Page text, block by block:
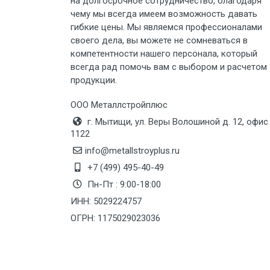
Груз до 6 м, вес до 8 тн
Груз до 6 м, вес до 10 тн
Манипулятор до 6 м, вес до 5 тн
Манипулятор до 6 м, вес до 8 тн
Манипулятор до 6 м, вес до 10 тн
чему мы всегда имеем возможность давать
гибкие цены. Мы являемся профессионалами
своего дела, вы можете не сомневаться в
компетентности нашего персонала, который
всегда рад помочь вам с выбором и расчетом
продукции.
ООО Металлстройплюс
г. Мытищи, ул. Веры Волошиной д. 12, офис
1122
info@metallstroyplus.ru
+7 (499) 495-40-49
Пн-Пт : 9:00-18:00
ИНН: 5029224757
ОГРН: 1175029023036